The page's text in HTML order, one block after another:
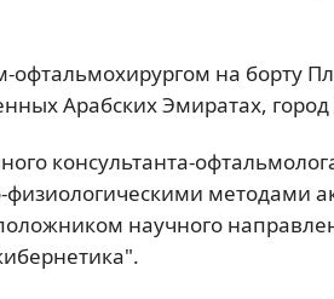
офтальмохирургом на борту
Арабских Эмиратах,
консультанта-
физиологическими методами
научного